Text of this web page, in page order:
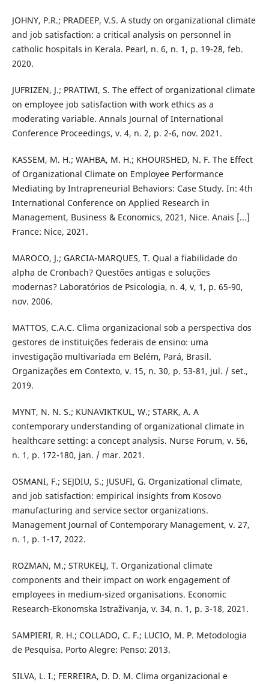
JOHNY, P.R.; PRADEEP, V.S. A study on organizational climate
and job satisfaction: a critical analysis on personnel in
catholic hospitals in Kerala. Pearl, n. 6, n. 1, p. 19-28, feb.
2020.
JUFRIZEN, J.; PRATIWI, S. The effect of organizational climate
on employee job satisfaction with work ethics as a
moderating variable. Annals Journal of International
Conference Proceedings, v. 4, n. 2, p. 2-6, nov. 2021.
KASSEM, M. H.; WAHBA, M. H.; KHOURSHED, N. F. The Effect
of Organizational Climate on Employee Performance
Mediating by Intrapreneurial Behaviors: Case Study. In: 4th
International Conference on Applied Research in
Management, Business & Economics, 2021, Nice. Anais [...]
France: Nice, 2021.
MAROCO, J.; GARCIA-MARQUES, T. Qual a fiabilidade do
alpha de Cronbach? Questões antigas e soluções
modernas? Laboratórios de Psicologia, n. 4, v, 1, p. 65-90,
nov. 2006.
MATTOS, C.A.C. Clima organizacional sob a perspectiva dos
gestores de instituições federais de ensino: uma
investigação multivariada em Belém, Pará, Brasil.
Organizações em Contexto, v. 15, n. 30, p. 53-81, jul. / set.,
2019.
MYNT, N. N. S.; KUNAVIKTKUL, W.; STARK, A. A
contemporary understanding of organizational climate in
healthcare setting: a concept analysis. Nurse Forum, v. 56,
n. 1, p. 172-180, jan. / mar. 2021.
OSMANI, F.; SEJDIU, S.; JUSUFI, G. Organizational climate,
and job satisfaction: empirical insights from Kosovo
manufacturing and service sector organizations.
Management Journal of Contemporary Management, v. 27,
n. 1, p. 1-17, 2022.
ROZMAN, M.; STRUKELJ, T. Organizational climate
components and their impact on work engagement of
employees in medium-sized organisations. Economic
Research-Ekonomska Istraživanja, v. 34, n. 1, p. 3-18, 2021.
SAMPIERI, R. H.; COLLADO, C. F.; LUCIO, M. P. Metodologia
de Pesquisa. Porto Alegre: Penso: 2013.
SILVA, L. I.; FERREIRA, D. D. M. Clima organizacional e